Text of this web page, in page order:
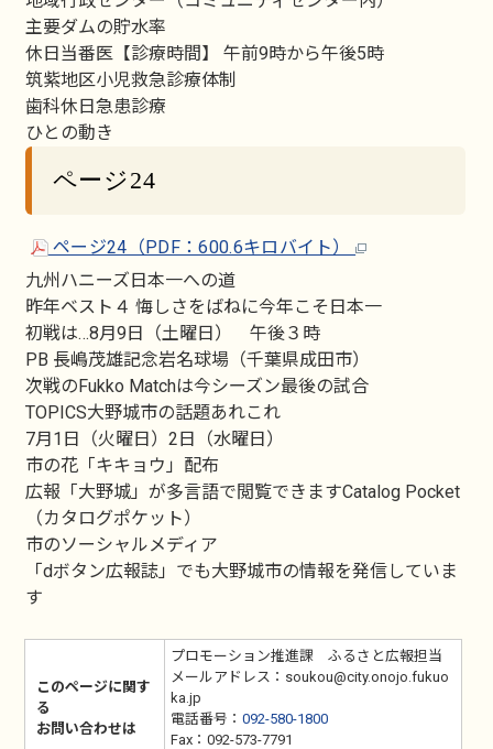
主要ダムの貯水率
休日当番医【診療時間】 午前9時から午後5時
筑紫地区小児救急診療体制
歯科休日急患診療
ひとの動き
ページ24
ページ24（PDF：600.6キロバイト）
九州ハニーズ日本一への道
昨年ベスト４ 悔しさをばねに今年こそ日本一
初戦は…8月9日（土曜日） 午後３時
PB 長嶋茂雄記念岩名球場（千葉県成田市）
次戦のFukko Matchは今シーズン最後の試合
TOPICS大野城市の話題あれこれ
7月1日（火曜日）2日（水曜日）
市の花「キキョウ」配布
広報「大野城」が多言語で閲覧できますCatalog Pocket
（カタログポケット）
市のソーシャルメディア
「dボタン広報誌」でも大野城市の情報を発信していま
す
このページに関す
る
お問い合わせは
プロモーション推進課 ふるさと広報担当
メールアドレス：soukou@city.onojo.fukuo
ka.jp
電話番号： 092-580-1800
Fax：092-573-7791